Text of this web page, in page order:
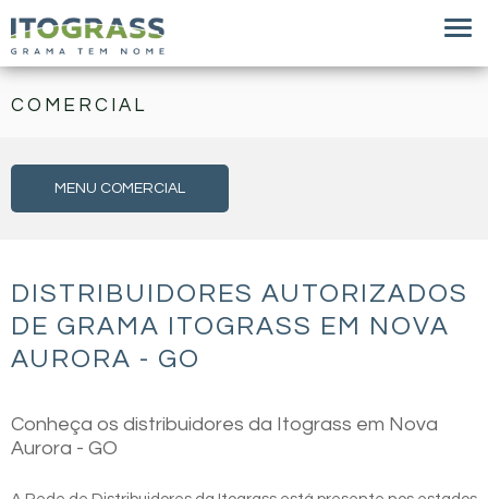
COMERCIAL
MENU COMERCIAL
DISTRIBUIDORES AUTORIZADOS
DE GRAMA ITOGRASS EM NOVA
AURORA - GO
Conheça os distribuidores da Itograss em Nova
Aurora - GO